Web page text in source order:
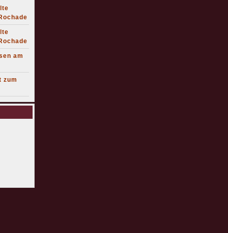
am
zum